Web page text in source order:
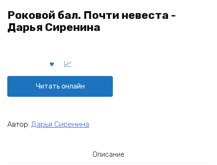
Роковой бал. Почти невеста -
Дарья Сиренина
Читать онлайн
Автор: Дарья Сиренина
Описание